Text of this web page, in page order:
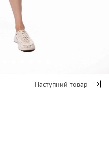
Наступний товар